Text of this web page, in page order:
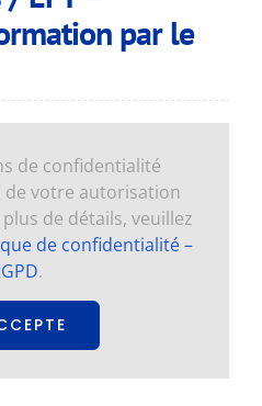
par le
de confidentialité
de votre autorisation
de détails, veuillez
de confidentialité –
.